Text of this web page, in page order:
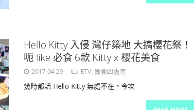
Hello Kitty 入侵 灣仔築地 大搞櫻花祭！
呃 like 必食 6款 Kitty x 櫻花美食
2017-04-29 ETV, 胃食四處尋
幾時都話 Hello Kitty 無處不在。今次